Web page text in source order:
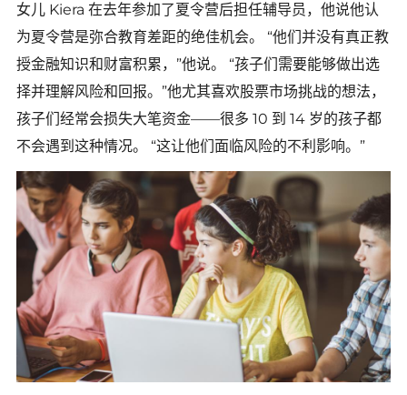
女儿 Kiera 在去年参加了夏令营后担任辅导员，他说他认
为夏令营是弥合教育差距的绝佳机会。 “他们并没有真正教
授金融知识和财富积累，”他说。 “孩子们需要能够做出选
择并理解风险和回报。”他尤其喜欢股票市场挑战的想法，
孩子们经常会损失大笔资金——很多 10 到 14 岁的孩子都
不会遇到这种情况。 “这让他们面临风险的不利影响。”